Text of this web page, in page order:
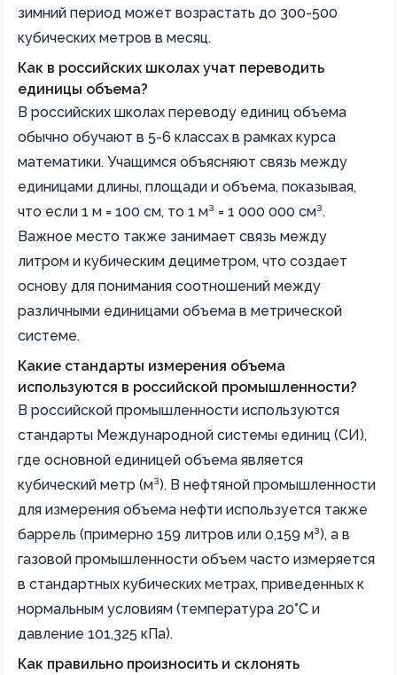
зимний период может возрастать до 300-500
кубических метров в месяц.
Как в российских школах учат переводить
единицы объема?
В российских школах переводу единиц объема
обычно обучают в 5-6 классах в рамках курса
математики. Учащимся объясняют связь между
единицами длины, площади и объема, показывая,
что если 1 м = 100 см, то 1 м³ = 1 000 000 см³.
Важное место также занимает связь между
литром и кубическим дециметром, что создает
основу для понимания соотношений между
различными единицами объема в метрической
системе.
Какие стандарты измерения объема
используются в российской промышленности?
В российской промышленности используются
стандарты Международной системы единиц (СИ),
где основной единицей объема является
кубический метр (м³). В нефтяной промышленности
для измерения объема нефти используется также
баррель (примерно 159 литров или 0,159 м³), а в
газовой промышленности объем часто измеряется
в стандартных кубических метрах, приведенных к
нормальным условиям (температура 20°C и
давление 101,325 кПа).
Как правильно произносить и склонять